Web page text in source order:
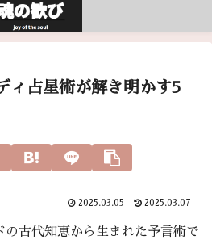
ィ占星術が解き明かす5
2025.03.05 2025.03.07
の古代知恵から生まれた予言術で